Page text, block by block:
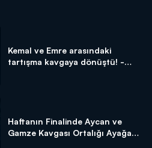
Kemal ve Emre arasındaki
tartışma kavgaya dönüştü! -
Haftanın Finalinde Aycan ve
Gamze Kavgası Ortalığı Ayağa